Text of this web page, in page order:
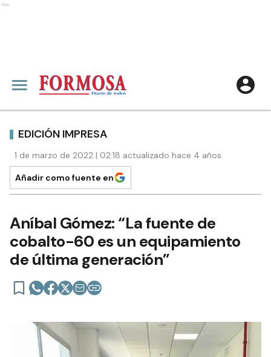
Ads
EDICIÓN IMPRESA
1 de marzo de 2022 | 02:18 actualizado hace 4 años
Añadir como fuente en
Aníbal Gómez: “La fuente de
cobalto-60 es un equipamiento
de última generación”